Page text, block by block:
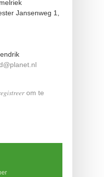
1,
op hetom te